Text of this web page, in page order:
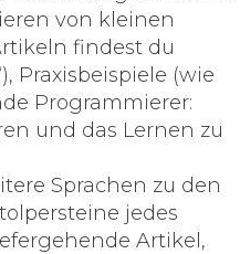
von kleinen
findest du
Praxisbeispiele (wie
Programmierer:
und das Lernen zu
Sprachen zu den
jedes
Artikel,